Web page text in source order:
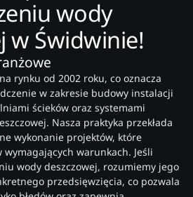
wody
w Świdwinie!
rynku od 2002 roku, co oznacza
w zakresie budowy instalacji
ścieków oraz systemami
Nasza praktyka przekłada
wykonanie projektów, które
warunkach. Jeśli
wody deszczowej, rozumiemy jego
przedsięwzięcia, co pozwala